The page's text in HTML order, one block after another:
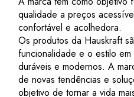
qualidade a preços
confortável e acolhedora.
Os produtos da Hauskraft
funcionalidade e o estilo em
duráveis e modernos. A
de novas tendências e
objetivo de tornar a vida